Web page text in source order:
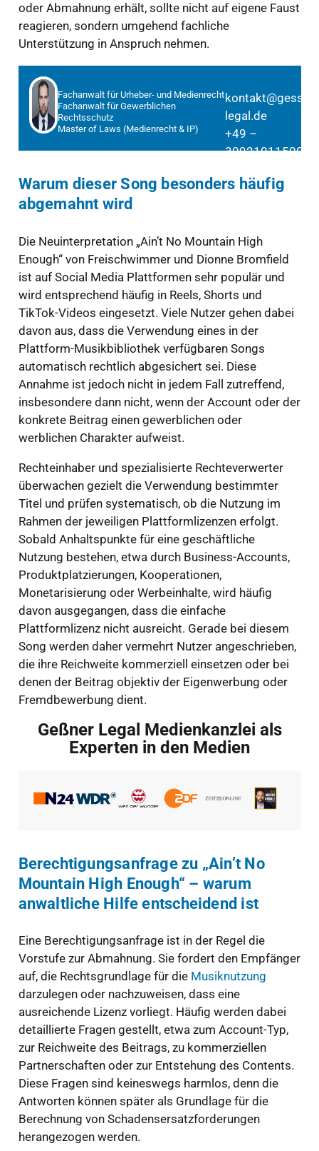
oder Abmahnung erhält, sollte nicht auf eigene Faust
reagieren, sondern umgehend fachliche
Unterstützung in Anspruch nehmen.
Fachanwalt für Urheber- und Medienrecht
Fachanwalt für Gewerblichen
Rechtsschutz
Master of Laws (Medienrecht & IP)
legal.de
+49 –
30921011500
Warum dieser Song besonders häufig
abgemahnt wird
Die Neuinterpretation „Ain’t No Mountain High
Enough“ von Freischwimmer und Dionne Bromfield
ist auf Social Media Plattformen sehr populär und
wird entsprechend häufig in Reels, Shorts und
TikTok-Videos eingesetzt. Viele Nutzer gehen dabei
davon aus, dass die Verwendung eines in der
Plattform-Musikbibliothek verfügbaren Songs
automatisch rechtlich abgesichert sei. Diese
Annahme ist jedoch nicht in jedem Fall zutreffend,
insbesondere dann nicht, wenn der Account oder der
konkrete Beitrag einen gewerblichen oder
werblichen Charakter aufweist.
Rechteinhaber und spezialisierte Rechteverwerter
überwachen gezielt die Verwendung bestimmter
Titel und prüfen systematisch, ob die Nutzung im
Rahmen der jeweiligen Plattformlizenzen erfolgt.
Sobald Anhaltspunkte für eine geschäftliche
Nutzung bestehen, etwa durch Business-Accounts,
Produktplatzierungen, Kooperationen,
Monetarisierung oder Werbeinhalte, wird häufig
davon ausgegangen, dass die einfache
Plattformlizenz nicht ausreicht. Gerade bei diesem
Song werden daher vermehrt Nutzer angeschrieben,
die ihre Reichweite kommerziell einsetzen oder bei
denen der Beitrag objektiv der Eigenwerbung oder
Fremdbewerbung dient.
Geßner Legal Medienkanzlei als
Experten in den Medien
Berechtigungsanfrage zu „Ain’t No
Mountain High Enough“ – warum
anwaltliche Hilfe entscheidend ist
Eine Berechtigungsanfrage ist in der Regel die
Vorstufe zur Abmahnung. Sie fordert den Empfänger
auf, die Rechtsgrundlage für die Musiknutzung
darzulegen oder nachzuweisen, dass eine
ausreichende Lizenz vorliegt. Häufig werden dabei
detaillierte Fragen gestellt, etwa zum Account-Typ,
zur Reichweite des Beitrags, zu kommerziellen
Partnerschaften oder zur Entstehung des Contents.
Diese Fragen sind keineswegs harmlos, denn die
Antworten können später als Grundlage für die
Berechnung von Schadensersatzforderungen
herangezogen werden.